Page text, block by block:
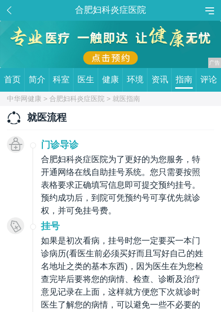
合肥妇科炎症医院
首页 简介 科室 医生 健康 环境 资讯 指南 评论
中华网健康 >合肥妇科炎症医院 > 就医指南
就医流程
门诊导诊
合肥妇科炎症医院为了更好的为您服务，特
开通网络在线自助挂号系统。您只需要按照
表格要求正确填写信息即可提交预约挂号。
预约成功后，到院可凭预约号可享优先就诊
权，并可免挂号费。
挂号
如果是初次看病，挂号时您一定要买一本门
诊病历(看医生前必须买好而且写好自己的姓
名地址之类的基本东西)，因为医生在为您检
查完毕后要将您的病情、检查、诊断及治疗
意见记录在上面，这样就方便您下次就诊时
医生了解您的病情，可以避免一些不必要的